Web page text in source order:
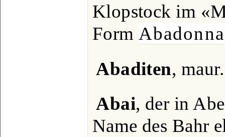
Klopstock im
Form Abadonna
Abaditen,
Abai, der in
Name des Bahr